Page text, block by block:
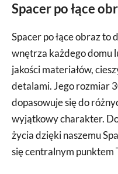
Spacer po łące
Spacer po łące obraz to
wnętrza każdego domu
jakości materiałów,
detalami. Jego rozmiar
dopasowuje się do
wyjątkowy charakter.
życia dzięki naszemu
się centralnym punktem